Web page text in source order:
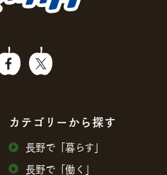
カテゴリーから探す
⻑野で「暮らす」
⻑野で「働く」